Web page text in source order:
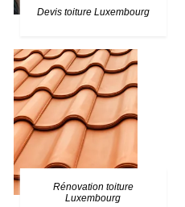
Devis toiture Luxembourg
Rénovation toiture
Luxembourg